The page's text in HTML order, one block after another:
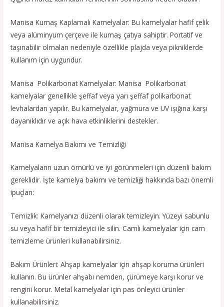
Manisa Kumaş Kaplamalı Kamelyalar: Bu kamelyalar hafif çelik
veya alüminyum çerçeve ile kumaş çatıya sahiptir. Portatif ve
taşınabilir olmaları nedeniyle özellikle plajda veya pikniklerde
kullanım için uygundur.
Manisa Polikarbonat Kamelyalar: Manisa Polikarbonat
kamelyalar genellikle şeffaf veya yarı şeffaf polikarbonat
levhalardan yapılır. Bu kamelyalar, yağmura ve UV ışığına karşı
dayanıklıdır ve açık hava etkinliklerini destekler.
Manisa Kamelya Bakımı ve Temizliği
Kamelyaların uzun ömürlü ve iyi görünmeleri için düzenli bakım
gereklidir. İşte kamelya bakımı ve temizliği hakkında bazı önemli
ipuçları:
Temizlik: Kamelyanızı düzenli olarak temizleyin. Yüzeyi sabunlu
su veya hafif bir temizleyici ile silin. Camlı kamelyalar için cam
temizleme ürünleri kullanabilirsiniz.
Bakım Ürünleri: Ahşap kamelyalar için ahşap koruma ürünleri
kullanın. Bu ürünler ahşabı nemden, çürümeye karşı korur ve
rengini korur. Metal kamelyalar için pas önleyici ürünler
kullanabilirsiniz.